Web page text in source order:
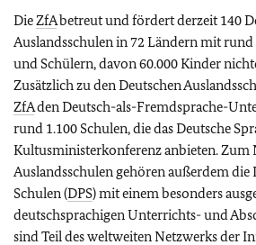
DieZfAbetreut und fördert derzeit 140
Auslandsschulen in 72 Ländern mit
und Schülern, davon 60.000 Kinder
Zusätzlich zu den Deutschen
ZfAden Deutsch-als-Fremdsprache-
rund 1.100 Schulen, die das Deutsche
Kultusministerkonferenz anbieten. Zum
Auslandsschulen gehören außerdem
Schulen (DPS) mit einem besonders
deutschsprachigen Unterrichts- und
sind Teil des weltweiten Netzwerks der